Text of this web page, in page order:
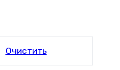
Очистить